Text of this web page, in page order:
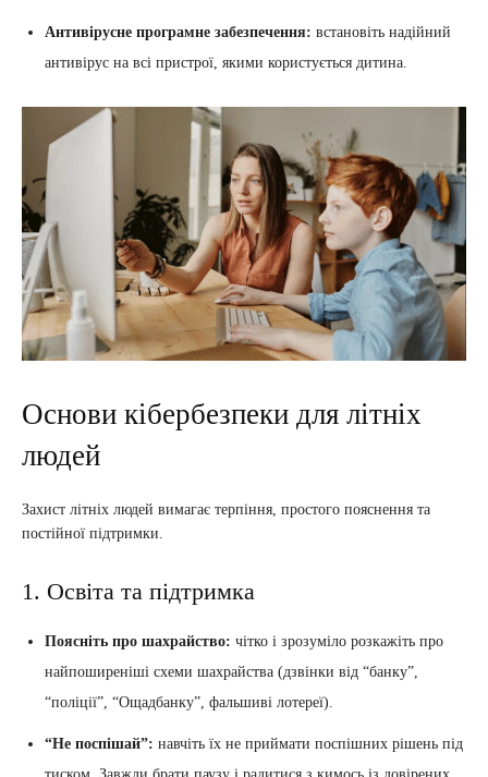
Антивірусне програмне забезпечення: встановіть надійний
антивірус на всі пристрої, якими користується дитина.
Основи кібербезпеки для літніх
людей
Захист літніх людей вимагає терпіння, простого пояснення та
постійної підтримки.
1. Освіта та підтримка
Поясніть про шахрайство: чітко і зрозуміло розкажіть про
найпоширеніші схеми шахрайства (дзвінки від “банку”,
“поліції”, “Ощадбанку”, фальшиві лотереї).
“Не поспішай”: навчіть їх не приймати поспішних рішень під